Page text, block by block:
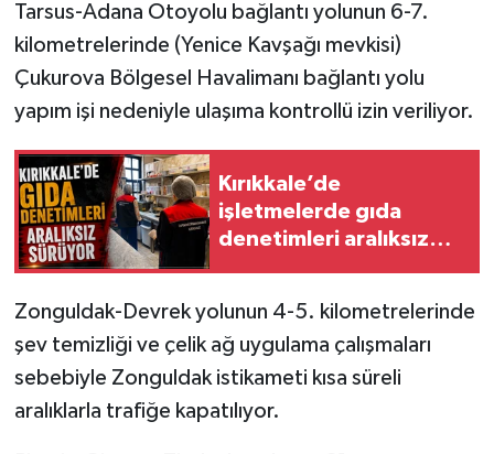
Tarsus-Adana Otoyolu bağlantı yolunun 6-7.
kilometrelerinde (Yenice Kavşağı mevkisi)
Çukurova Bölgesel Havalimanı bağlantı yolu
yapım işi nedeniyle ulaşıma kontrollü izin veriliyor.
Kırıkkale’de
işletmelerde gıda
denetimleri aralıksız
Zonguldak-Devrek yolunun 4-5. kilometrelerinde
şev temizliği ve çelik ağ uygulama çalışmaları
sebebiyle Zonguldak istikameti kısa süreli
aralıklarla trafiğe kapatılıyor.